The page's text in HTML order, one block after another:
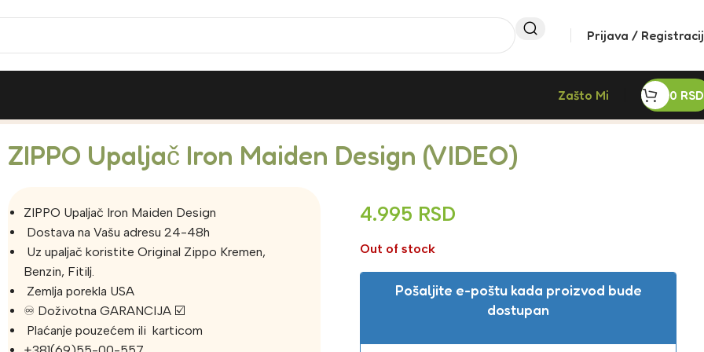
Prijava /
Zašto Mi 0 RSD
ZIPPO Upaljač Iron Maiden Design (VIDEO)
ZIPPO Upaljač Iron Maiden Design
Dostava na Vašu adresu 24-48h
Uz upaljač koristite Original Zippo Kremen,
Benzin, Fitilj.
Zemlja porekla USA
♾️ Doživotna GARANCIJA ☑️
Plaćanje pouzećem ili karticom
4.995 RSD
Out of stock
Pošaljite e-poštu kada proizvod bude
dostupan